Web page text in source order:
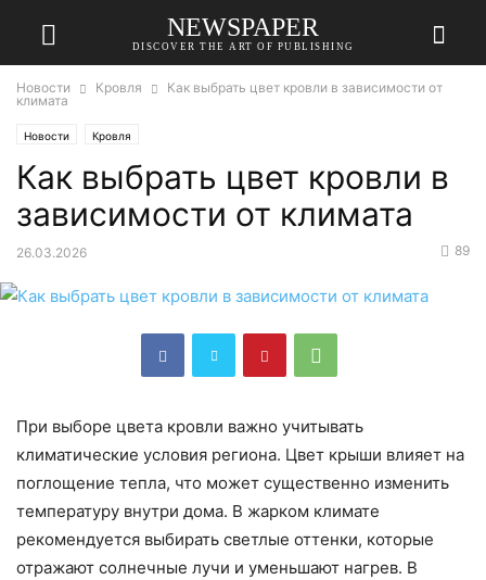
NEWSPAPER
DISCOVER THE ART OF PUBLISHING
Новости Кровля
Как выбрать цвет кровли в зависимости от
климата
Новости Кровля
Как выбрать цвет кровли в
зависимости от климата
26.03.2026 89
При выборе цвета кровли важно учитывать
климатические условия региона. Цвет крыши влияет на
поглощение тепла, что может существенно изменить
температуру внутри дома. В жарком климате
рекомендуется выбирать светлые оттенки, которые
отражают солнечные лучи и уменьшают нагрев. В